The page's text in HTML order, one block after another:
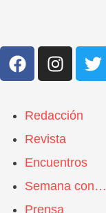
Redacción
Revista
Encuentros
Semana con…
Prensa